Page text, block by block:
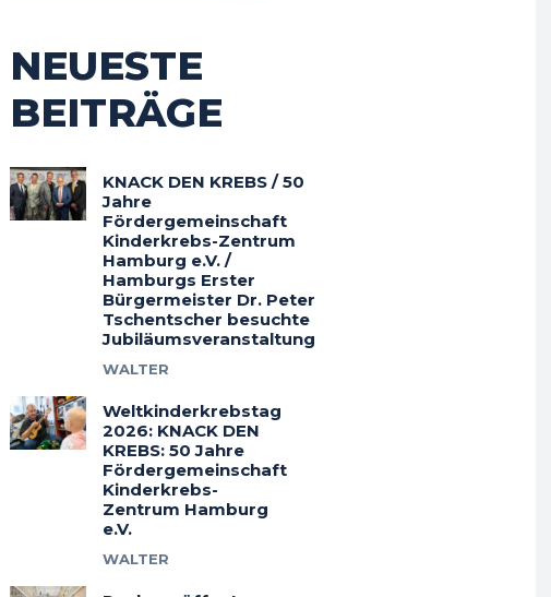
NEUESTE
BEITRÄGE
KNACK DEN KREBS / 50
Jahre
Fördergemeinschaft
Kinderkrebs-Zentrum
Hamburg e.V. /
Hamburgs Erster
Bürgermeister Dr. Peter
Tschentscher besuchte
Jubiläumsveranstaltung
WALTER
Weltkinderkrebstag
2026: KNACK DEN
KREBS: 50 Jahre
Fördergemeinschaft
Kinderkrebs-
Zentrum Hamburg
e.V.
WALTER